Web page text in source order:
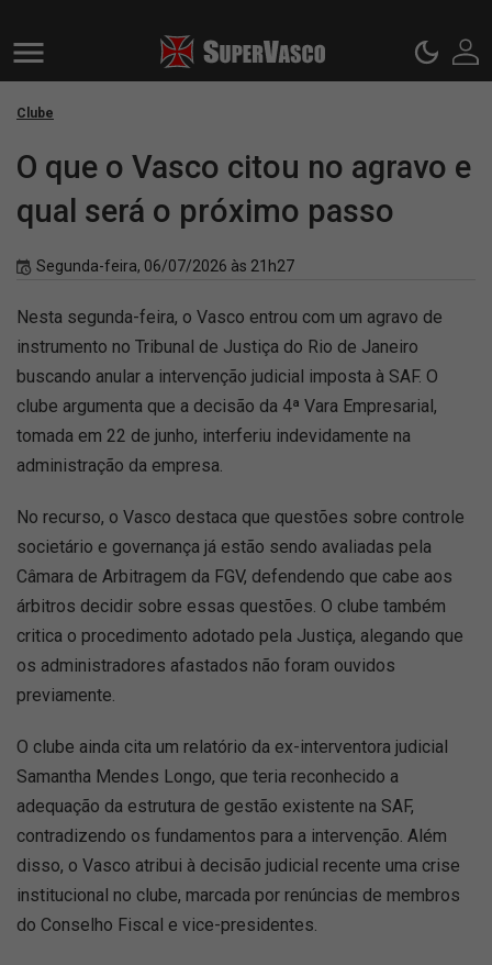
Clube
O que o Vasco citou no agravo e
qual será o próximo passo
Segunda-feira, 06/07/2026 às 21h27
Nesta segunda-feira, o Vasco entrou com um agravo de
instrumento no Tribunal de Justiça do Rio de Janeiro
buscando anular a intervenção judicial imposta à SAF. O
clube argumenta que a decisão da 4ª Vara Empresarial,
tomada em 22 de junho, interferiu indevidamente na
administração da empresa.
No recurso, o Vasco destaca que questões sobre controle
societário e governança já estão sendo avaliadas pela
Câmara de Arbitragem da FGV, defendendo que cabe aos
árbitros decidir sobre essas questões. O clube também
critica o procedimento adotado pela Justiça, alegando que
os administradores afastados não foram ouvidos
previamente.
O clube ainda cita um relatório da ex-interventora judicial
Samantha Mendes Longo, que teria reconhecido a
adequação da estrutura de gestão existente na SAF,
contradizendo os fundamentos para a intervenção. Além
disso, o Vasco atribui à decisão judicial recente uma crise
institucional no clube, marcada por renúncias de membros
do Conselho Fiscal e vice-presidentes.